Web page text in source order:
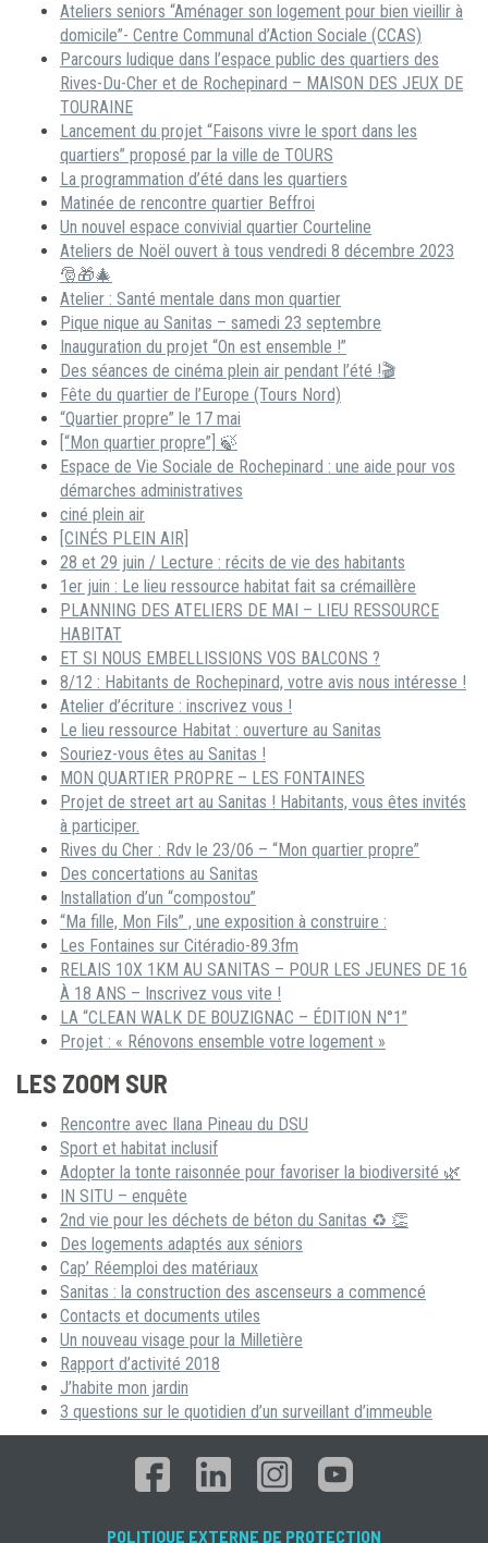
Ateliers seniors “Aménager son logement pour bien vieillir à
domicile”- Centre Communal d’Action Sociale (CCAS)
Parcours ludique dans l’espace public des quartiers des
Rives-Du-Cher et de Rochepinard – MAISON DES JEUX DE
TOURAINE
Lancement du projet “Faisons vivre le sport dans les
quartiers” proposé par la ville de TOURS
La programmation d’été dans les quartiers
Matinée de rencontre quartier Beffroi
Un nouvel espace convivial quartier Courteline
Ateliers de Noël ouvert à tous vendredi 8 décembre 2023
🎅🎁🎄
Atelier : Santé mentale dans mon quartier
Pique nique au Sanitas – samedi 23 septembre
Inauguration du projet “On est ensemble !”
Des séances de cinéma plein air pendant l’été !🎬
Fête du quartier de l’Europe (Tours Nord)
“Quartier propre” le 17 mai
[“Mon quartier propre”] 🍃
Espace de Vie Sociale de Rochepinard : une aide pour vos
démarches administratives
ciné plein air
[CINÉS PLEIN AIR]
28 et 29 juin / Lecture : récits de vie des habitants
1er juin : Le lieu ressource habitat fait sa crémaillère
PLANNING DES ATELIERS DE MAI – LIEU RESSOURCE
HABITAT
ET SI NOUS EMBELLISSIONS VOS BALCONS ?
8/12 : Habitants de Rochepinard, votre avis nous intéresse !
Atelier d’écriture : inscrivez vous !
Le lieu ressource Habitat : ouverture au Sanitas
Souriez-vous êtes au Sanitas !
MON QUARTIER PROPRE – LES FONTAINES
Projet de street art au Sanitas ! Habitants, vous êtes invités
à participer.
Rives du Cher : Rdv le 23/06 – “Mon quartier propre”
Des concertations au Sanitas
Installation d’un “compostou”
“Ma fille, Mon Fils” , une exposition à construire :
Les Fontaines sur Citéradio-89.3fm
RELAIS 10X 1KM AU SANITAS – POUR LES JEUNES DE 16
À 18 ANS – Inscrivez vous vite !
LA “CLEAN WALK DE BOUZIGNAC – ÉDITION N°1”
Projet : « Rénovons ensemble votre logement »
LES ZOOM SUR
Rencontre avec Ilana Pineau du DSU
Sport et habitat inclusif
Adopter la tonte raisonnée pour favoriser la biodiversité 🌿
IN SITU – enquête
2nd vie pour les déchets de béton du Sanitas ♻ 👏
Des logements adaptés aux séniors
Cap’ Réemploi des matériaux
Sanitas : la construction des ascenseurs a commencé
Contacts et documents utiles
Un nouveau visage pour la Milletière
Rapport d’activité 2018
J’habite mon jardin
3 questions sur le quotidien d’un surveillant d’immeuble
POLITIQUE EXTERNE DE PROTECTION